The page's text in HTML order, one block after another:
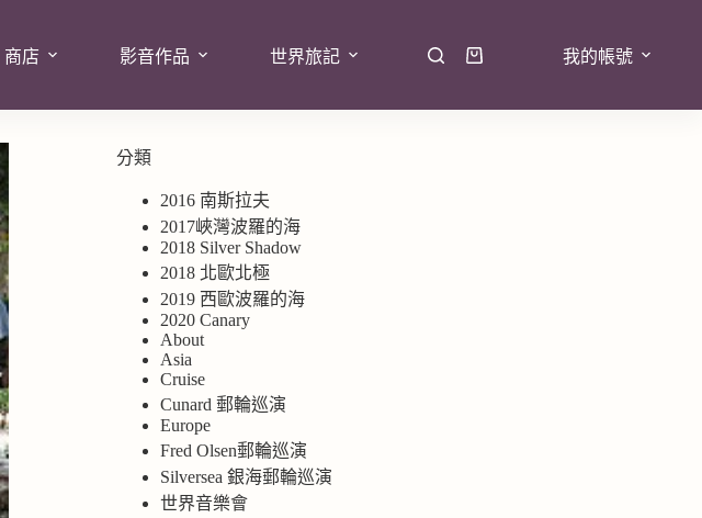
商店 影音作品 世界旅記 我的帳號
分類
2016 南斯拉夫
2017峽灣波羅的海
2018 Silver Shadow
2018 北歐北極
2019 西歐波羅的海
2020 Canary
About
Asia
Cruise
Cunard 郵輪巡演
Europe
Fred Olsen郵輪巡演
Silversea 銀海郵輪巡演
世界音樂會